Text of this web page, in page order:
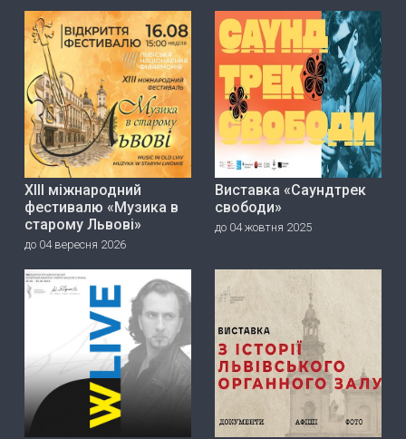
ХІІІ міжнародний
фестивалю «Музика в
старому Львові»
до 04 вересня 2026
Виставка «Саундтрек
свободи»
до 04 жовтня 2025